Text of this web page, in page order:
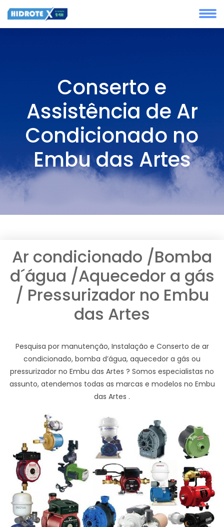
Conserto e
Assistência de Ar
Condicionado no
Embu das Artes
Ar condicionado /Bomba
d´água /Aquecedor a gás
/ Pressurizador no Embu
das Artes
Pesquisa por manutenção, Instalação e Conserto de ar
condicionado, bomba d’água, aquecedor a gás ou
pressurizador no Embu das Artes ? Somos especialistas no
assunto, atendemos todas as marcas e modelos no Embu
das Artes .